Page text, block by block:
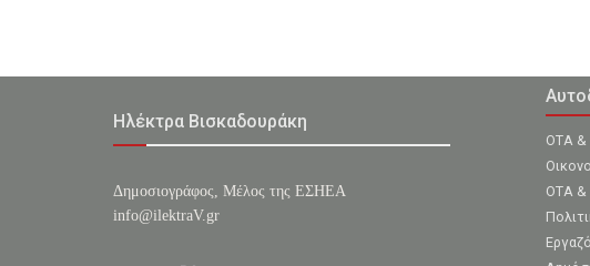
Ηλέκτρα Βισκαδουράκη
Δημοσιογράφος, Μέλος της ΕΣHΕΑ
info@ilektraV.gr
ΟΤΑ &
ΟΤΑ &